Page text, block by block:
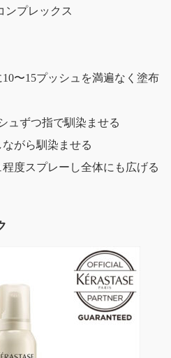
ンプレックス
〜15プッシュを満遍なく塗布
ュずつ指で馴染ませる
ながら馴染ませる
程度スプレーし全体にも広げる